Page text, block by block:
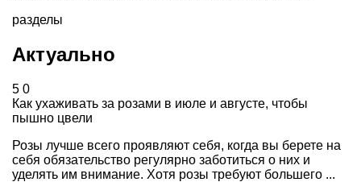
разделы
Актуально
5 0
Как ухаживать за розами в июле и августе, чтобы
пышно цвели
Розы лучше всего проявляют себя, когда вы берете на
себя обязательство регулярно заботиться о них и
уделять им внимание. Хотя розы требуют большего ...